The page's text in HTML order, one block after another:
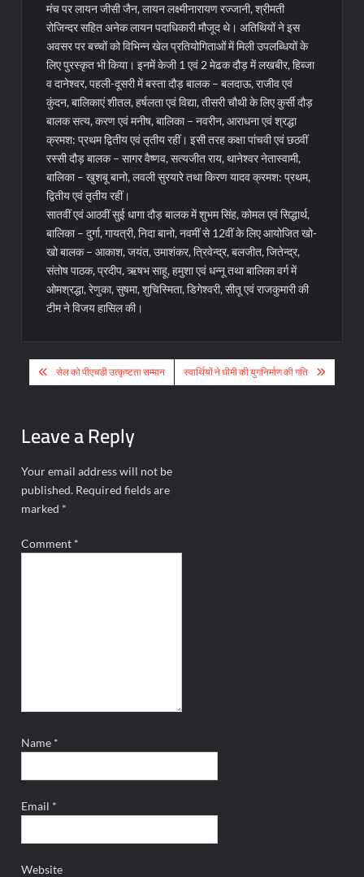
मंच पर लायन जीसी जैन, लायन लक्ष्मीनारायण रज्जानी, श्रीमती
रोजिन्दर सहित अनेक लायन पदाधिकारी मौजूद थे। अतिथियों ने इस
अवसर पर बच्चों को विभिन्न खेल प्रतियोगिताओं में मिली उपलब्धियों के
लिए पुरस्कृत भी किया। इनमें केजी 1 एवं 2 मेढक दौड़ में लखबीर, हिब्जा
व दानेश्वर, पहली-दूसरी में बस्ता दौड़ बालक – बलदाऊ, राजीव एवं
कुंदन, बालिकाएं शीतल, हर्षलता एवं विद्या, तीसरी चौथी के लिए कुर्सी दौड़
बालक सत्य, करण एवं मनीष, बालिका – नवरीन, आराधना एवं श्रद्धा
क्रमश: प्रथम द्वितीय एवं तृतीय रहीं। इसी तरह कक्षा पांचवी एवं छठवीं
रस्सी दौड़ बालक – सागर वैष्णव, सत्यजीत राय, थानेश्वर नेतास्वामी,
बालिका – खुशबू बानो, लवली सुरयारे तथा किरण यादव क्रमश: प्रथम,
द्वितीय एवं तृतीय रहीं।
सातवीं एवं आठवीं सुई धागा दौड़ बालक में शुभम सिंह, कोमल एवं सिद्धार्थ,
बालिका – दुर्गा, गायत्री, निदा बानो, नवमीं से 12वीं के लिए आयोजित खो-
खो बालक – आकाश, जयंत, उमाशंकर, त्रिवेन्द्र, बलजीत, जितेन्द्र,
संतोष पाठक, प्रदीप, ऋषभ साहू, हमुशा एवं धन्नू तथा बालिका वर्ग में
ओमश्रद्धा, रेणुका, सुषमा, शुचिस्मिता, डिगेश्वरी, सीतू एवं राजकुमारी की
टीम ने विजय हासिल की।
Post
navigation
सेल को पीएचडी उत्कृष्टता सम्मान स्वार्थियों ने धीमी की युगनिर्माण की गति
Leave a Reply
Your email address will not be
published. Required fields are
marked *
Comment *
Name *
Email *
Website